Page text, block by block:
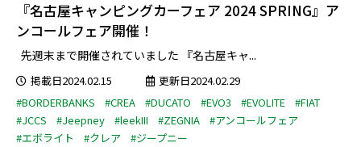
『名古屋キャンピングカーフェア 2024 SPRING』ア
ンコールフェア開催！
先週末まで開催されていました 『名古屋キャ...
掲載日2024.02.15
更新日2024.02.29
#BORDERBANKS
#CREA #DUCATO #EVO3 #EVOLITE
#FIAT
#JCCS
#Jeepney #leekIII #ZEGNIA
#アンコールフェア
#エボライト
#クレア
#ジープニー